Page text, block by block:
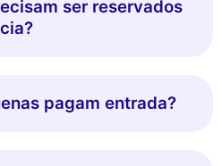
ser reservados
pagam entrada?